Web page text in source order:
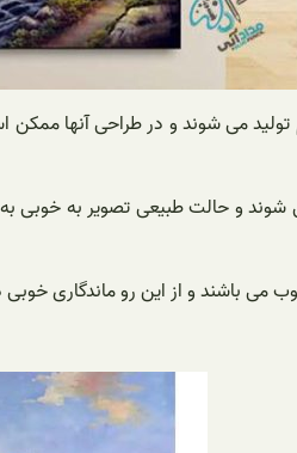
می شوند و در طراحی آنها
و حالت طبیعی تصویر به خوبی
می باشند و از این رو ماندگاری